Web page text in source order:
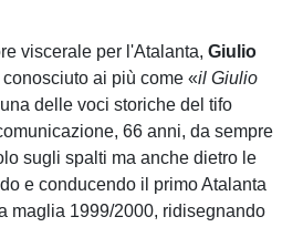
viscerale per l'Atalanta,Giulio
ai più come «il Giulio
delle voci storiche del tifo
66 anni, da sempre
sugli spalti ma anche dietro le
e conducendo il primo Atalanta
maglia 1999/2000, ridisegnando